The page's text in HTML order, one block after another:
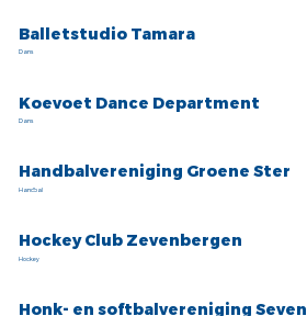
Dans
Balletstudio Tamara
Dans
Koevoet Dance Department
Handbal
Handbalvereniging Groene Ster
Hockey
Hockey Club Zevenbergen
Honk- en softbalvereniging Seven